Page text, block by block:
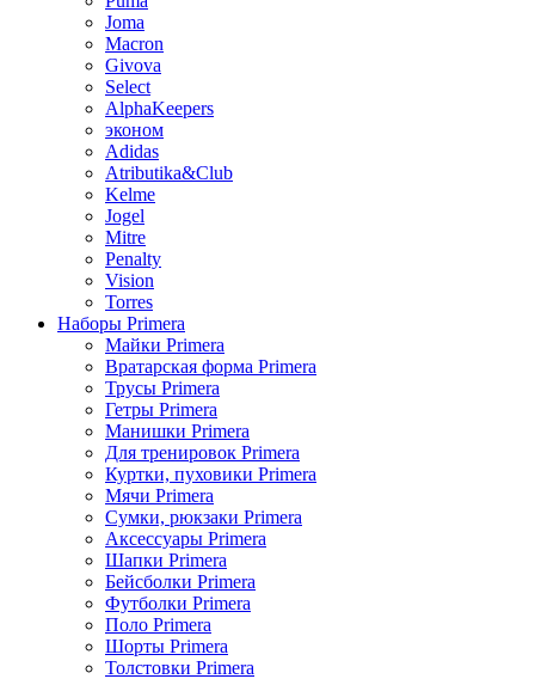
Joma
Macron
Givova
Select
AlphaKeepers
эконом
Adidas
Atributika&Club
Kelme
Jogel
Mitre
Penalty
Vision
Torres
Наборы Primera
Майки Primera
Вратарская форма Primera
Трусы Primera
Гетры Primera
Манишки Primera
Для тренировок Primera
Куртки, пуховики Primera
Мячи Primera
Сумки, рюкзаки Primera
Аксессуары Primera
Шапки Primera
Бейсболки Primera
Футболки Primera
Поло Primera
Шорты Primera
Толстовки Primera